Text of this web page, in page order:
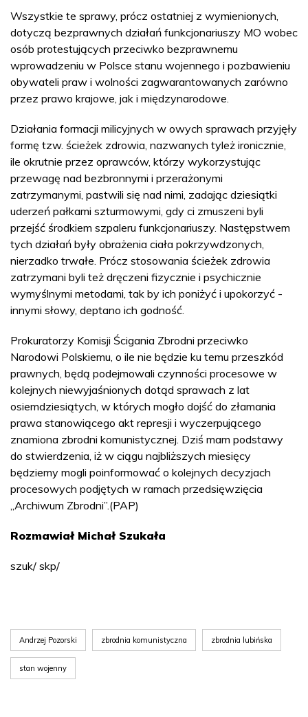
Wszystkie te sprawy, prócz ostatniej z wymienionych,
dotyczą bezprawnych działań funkcjonariuszy MO wobec
osób protestujących przeciwko bezprawnemu
wprowadzeniu w Polsce stanu wojennego i pozbawieniu
obywateli praw i wolności zagwarantowanych zarówno
przez prawo krajowe, jak i międzynarodowe.
Działania formacji milicyjnych w owych sprawach przyjęły
formę tzw. ścieżek zdrowia, nazwanych tyleż ironicznie,
ile okrutnie przez oprawców, którzy wykorzystując
przewagę nad bezbronnymi i przerażonymi
zatrzymanymi, pastwili się nad nimi, zadając dziesiątki
uderzeń pałkami szturmowymi, gdy ci zmuszeni byli
przejść środkiem szpaleru funkcjonariuszy. Następstwem
tych działań były obrażenia ciała pokrzywdzonych,
nierzadko trwałe. Prócz stosowania ścieżek zdrowia
zatrzymani byli też dręczeni fizycznie i psychicznie
wymyślnymi metodami, tak by ich poniżyć i upokorzyć -
innymi słowy, deptano ich godność.
Prokuratorzy Komisji Ścigania Zbrodni przeciwko
Narodowi Polskiemu, o ile nie będzie ku temu przeszkód
prawnych, będą podejmowali czynności procesowe w
kolejnych niewyjaśnionych dotąd sprawach z lat
osiemdziesiątych, w których mogło dojść do złamania
prawa stanowiącego akt represji i wyczerpującego
znamiona zbrodni komunistycznej. Dziś mam podstawy
do stwierdzenia, iż w ciągu najbliższych miesięcy
będziemy mogli poinformować o kolejnych decyzjach
procesowych podjętych w ramach przedsięwzięcia
„Archiwum Zbrodni”.(PAP)
Rozmawiał Michał Szukała
szuk/ skp/
Andrzej Pozorski zbrodnia komunistyczna zbrodnia lubińska
stan wojenny